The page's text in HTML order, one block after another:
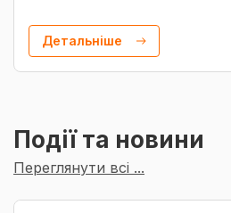
Детальніше
Події та новини
Переглянути всі ...